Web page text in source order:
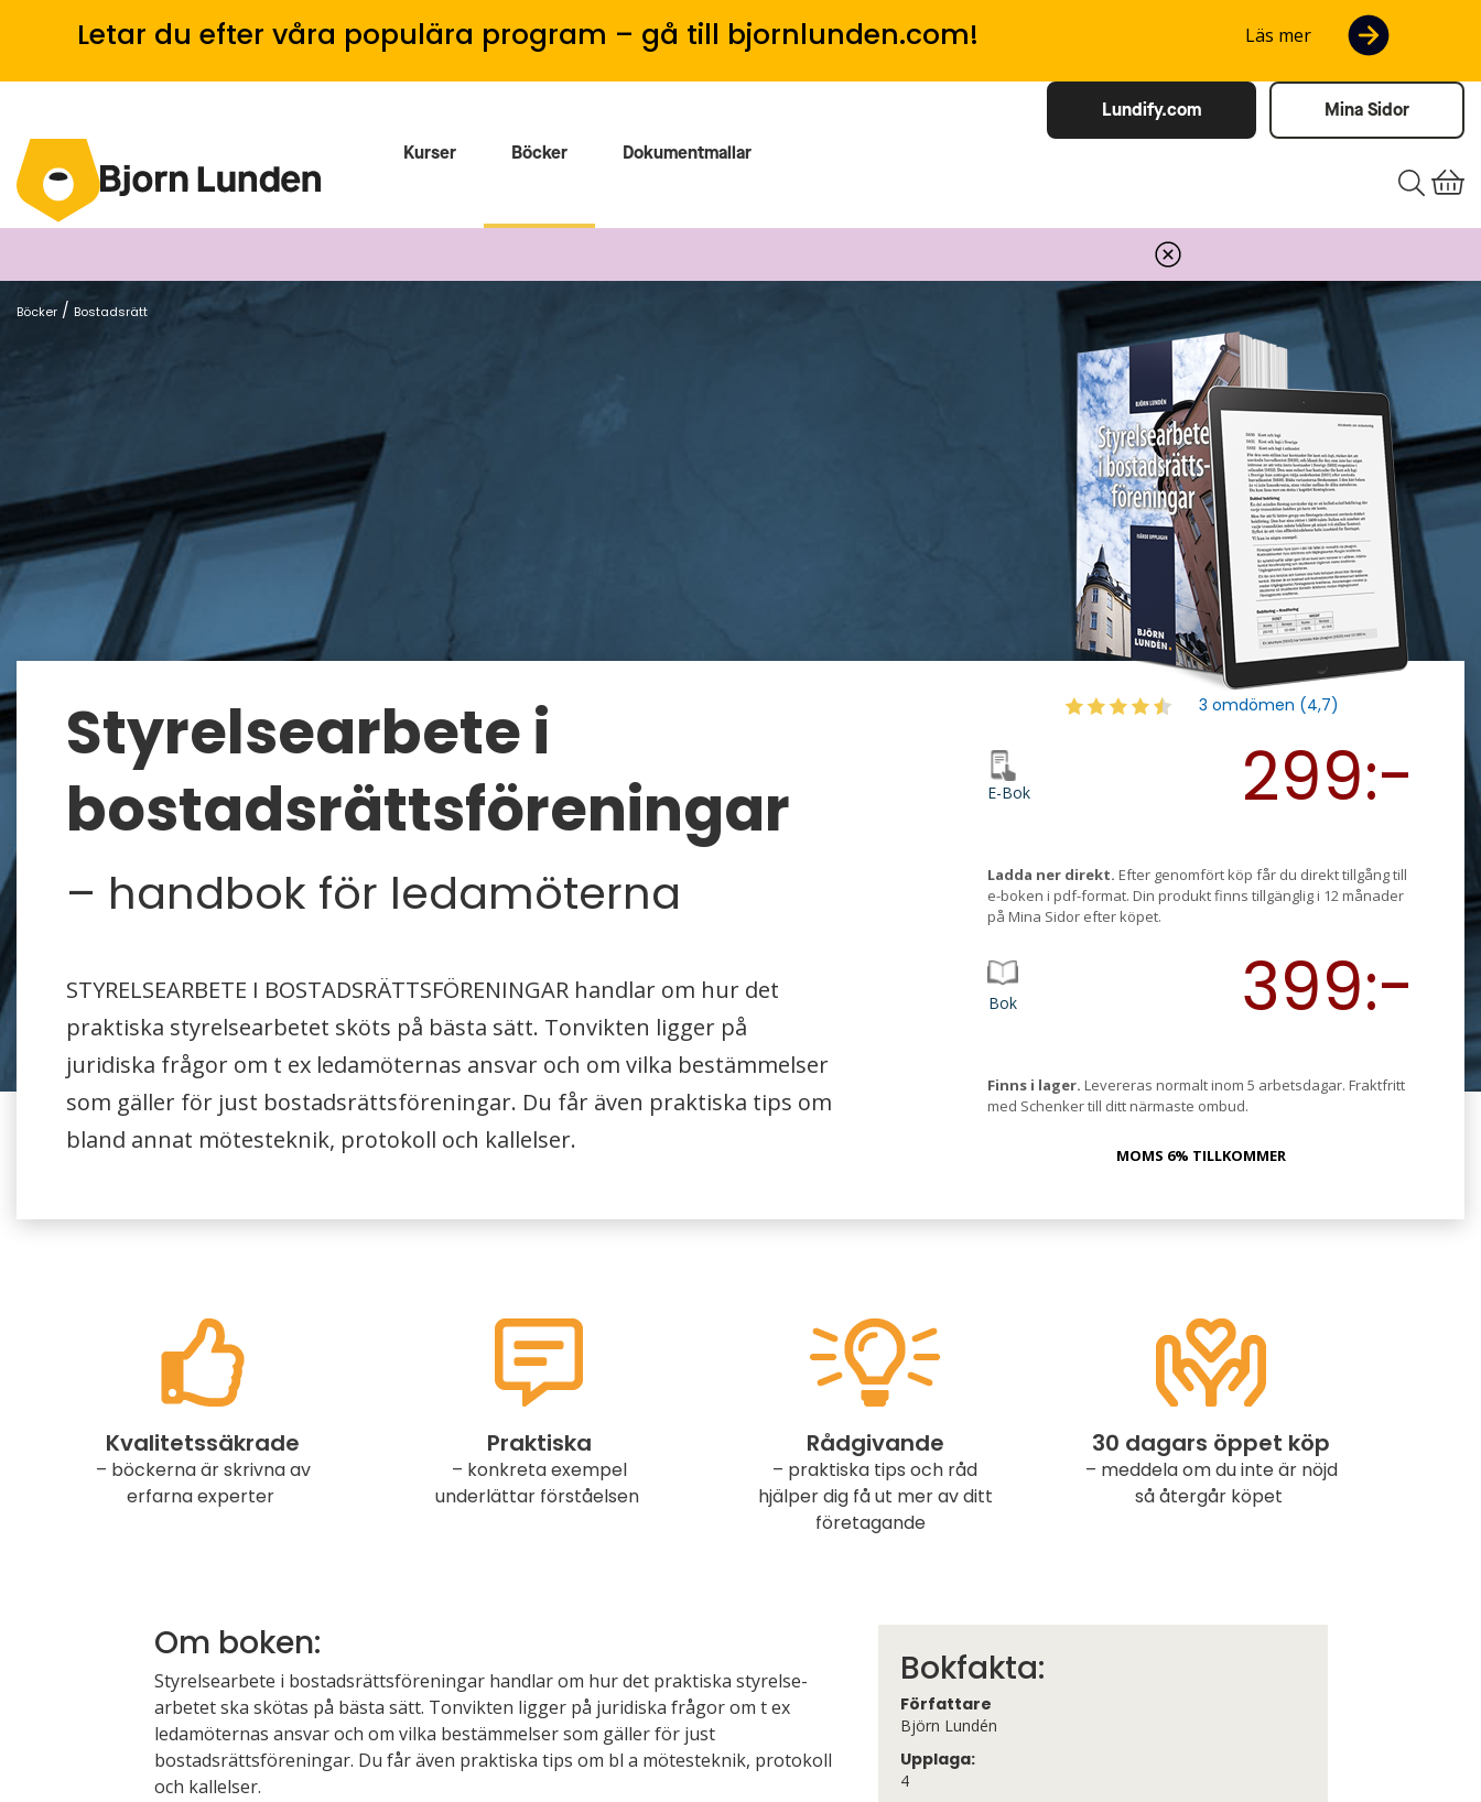
Letar du efter våra populära program – gå till bjornlunden.com! Läs mer
Kurser Böcker Dokumentmallar
Lundify.com Mina Sidor
Böcker / Bostadsrätt
Styrelsearbete i
bostadsrättsföreningar
– handbok för ledamöterna
STYRELSEARBETE I BOSTADSRÄTTSFÖRENINGAR handlar om hur det
praktiska styrelse­arbetet sköts på bästa sätt. Tonvikten ligger på
juridiska frågor om t ex ledamöternas ­ansvar och om vilka bestämmelser
som gäller för just bostadsrättsföreningar. Du får även praktiska tips om
bland annat mötesteknik, protokoll och kallelser.
3 omdömen (4,7)
E-Bok 299:-
Ladda ner direkt. Efter genomfört köp får du direkt tillgång till
e-boken i pdf-format. Din produkt finns tillgänglig i 12 månader
på Mina Sidor efter köpet.
Bok 399:-
Finns i lager. Levereras normalt inom 5 arbetsdagar. Fraktfritt
med Schenker till ditt närmaste ombud.
MOMS 6% TILLKOMMER
Kvalitetssäkrade
– böckerna är skrivna av
erfarna experter
Praktiska
– konkreta exempel
underlättar förståelsen
Rådgivande
– praktiska tips och råd
hjälper dig få ut mer av ditt
företagande
30 dagars öppet köp
– meddela om du inte är nöjd
så återgår köpet
Om boken:
Styrelsearbete i bostadsrätts­föreningar handlar om hur det praktiska styrelse­
arbetet ska skötas på bästa sätt. Tonvikten ligger på juridiska frågor om t ex
ledamöternas ­ansvar och om vilka bestämmelser som gäller för just
bostadsrättsföreningar. Du får även praktiska tips om bl a mötesteknik, protokoll
och ­kallelser.
Bokfakta:
Författare
Björn Lundén
Upplaga:
4